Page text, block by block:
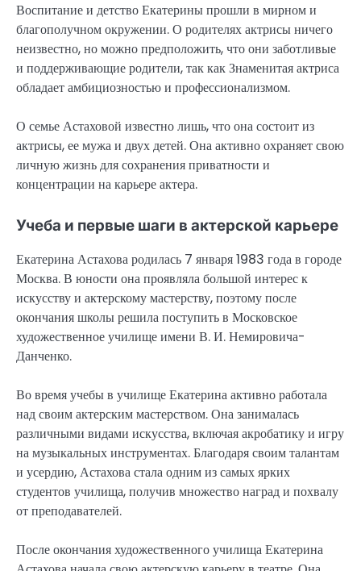
Воспитание и детство Екатерины прошли в мирном и
благополучном окружении. О родителях актрисы ничего
неизвестно, но можно предположить, что они заботливые
и поддерживающие родители, так как Знаменитая актриса
обладает амбициозностью и профессионализмом.
О семье Астаховой известно лишь, что она состоит из
актрисы, ее мужа и двух детей. Она активно охраняет свою
личную жизнь для сохранения приватности и
концентрации на карьере актера.
Учеба и первые шаги в актерской карьере
Екатерина Астахова родилась 7 января 1983 года в городе
Москва. В юности она проявляла большой интерес к
искусству и актерскому мастерству, поэтому после
окончания школы решила поступить в Московское
художественное училище имени В. И. Немировича-
Данченко.
Во время учебы в училище Екатерина активно работала
над своим актерским мастерством. Она занималась
различными видами искусства, включая акробатику и игру
на музыкальных инструментах. Благодаря своим талантам
и усердию, Астахова стала одним из самых ярких
студентов училища, получив множество наград и похвалу
от преподавателей.
После окончания художественного училища Екатерина